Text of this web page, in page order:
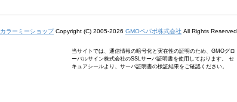
カラーミーショップCopyright (C) 2005-2026 GMOペパボ株式会社 All Rights Reserved.
当サイトでは、通信情報の暗号化と実在性の証明のため、GMOグロ
ーバルサイン株式会社のSSLサーバ証明書を使用しております。 セ
キュアシールより、サーバ証明書の検証結果をご確認ください。